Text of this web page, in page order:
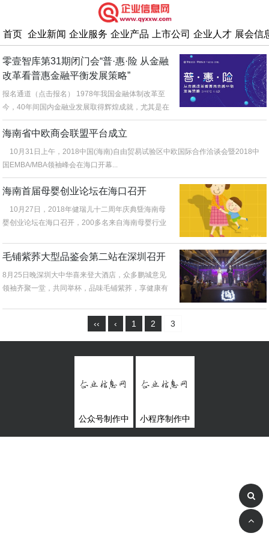
首页 企业新闻 企业服务 企业产品 上市公司 企业人才 展会信
零壹智库第31期闭门会“普·惠·险 从金融
改革看普惠金融平衡发展策略”
报名通道（点击报名） 1978年我国金融体制改革至
今，40年间国内金融业发展取得辉煌成就，尤其是在
普惠金融方面...
海南省中欧商会联盟平台成立
10月31日上午，2018中国(海南)自由贸易试验区中欧国际合作洽谈会暨2018中
国EMBA/MBA领袖峰会在海口开幕...
海南首届母婴创业论坛在海口召开
10月27日，2018年健瑞儿十二周年庆典曁海南母
婴创业论坛在海口召开，200多名来自海南母婴行业
毛铺紫荞大型品鉴会第二站在深圳召开
8月25日晚深圳大中华喜来登大酒店，众多鹏城意见
领袖齐聚一堂，共同举杯，品味毛铺紫荞，享健康有
‹‹ ‹ 1 2 3
公众号制作中 小程序制作中